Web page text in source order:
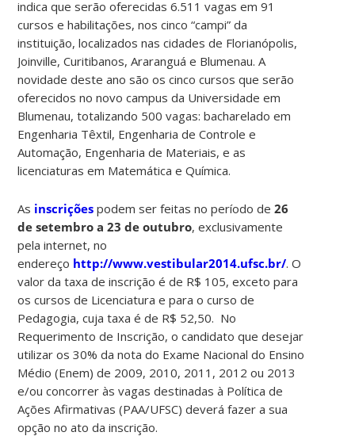
indica que serão oferecidas 6.511 vagas em 91
cursos e habilitações, nos cinco “campi” da
instituição, localizados nas cidades de Florianópolis,
Joinville, Curitibanos, Araranguá e Blumenau. A
novidade deste ano são os cinco cursos que serão
oferecidos no novo campus da Universidade em
Blumenau, totalizando 500 vagas: bacharelado em
Engenharia Têxtil, Engenharia de Controle e
Automação, Engenharia de Materiais, e as
licenciaturas em Matemática e Química.
As inscrições podem ser feitas no período de26
de setembro a 23 de outubro, exclusivamente
pela internet, no
endereço http://www.vestibular2014.ufsc.br/. O
valor da taxa de inscrição é de R$ 105, exceto para
os cursos de Licenciatura e para o curso de
Pedagogia, cuja taxa é de R$ 52,50. No
Requerimento de Inscrição, o candidato que desejar
utilizar os 30% da nota do Exame Nacional do Ensino
Médio (Enem) de 2009, 2010, 2011, 2012 ou 2013
e/ou concorrer às vagas destinadas à Política de
Ações Afirmativas (PAA/UFSC) deverá fazer a sua
opção no ato da inscrição.